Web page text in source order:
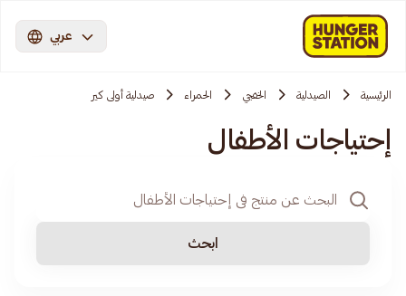
عربي
الرئيسية الصيدلية الخفجي الحمراء صيدلية أولى كير
إحتياجات الأطفال
ابحث